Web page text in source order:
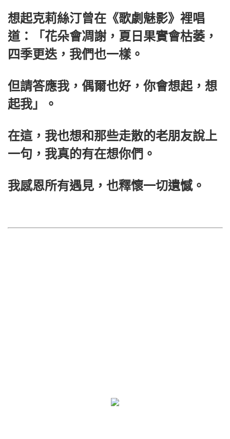
想起克莉絲汀曾在《歌劇魅影》裡唱
道：「花朵會凋謝，夏日果實會枯萎，
四季更迭，我們也一樣。
但請答應我，偶爾也好，你會想起，想
起我」。
在這，我也想和那些走散的老朋友說上
一句，我真的有在想你們。
我感恩所有遇見，也釋懷一切遺憾。